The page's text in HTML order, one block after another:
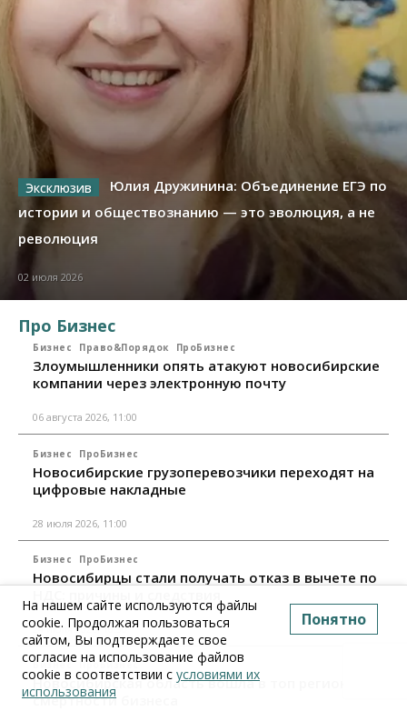
Юлия Дружинина: Объединение ЕГЭ по
истории и обществознанию — это эволюция, а не
революция
02 июля 2026
Про Бизнес
Бизнес Право&Порядок ПроБизнес
Злоумышленники опять атакуют новосибирские
компании через электронную почту
06 августа 2026, 11:00
Бизнес ПроБизнес
Новосибирские грузоперевозчики переходят на
цифровые накладные
28 июля 2026, 11:00
Бизнес ПроБизнес
Новосибирцы стали получать отказ в вычете по
24 июля 2026, 10:30
Бизнес ПроБизнес
Новосибирская область вошла в топ регионов по
смертности бизнеса
На нашем сайте используются файлы
cookie. Продолжая пользоваться
сайтом, Вы подтверждаете свое
согласие на использование файлов
cookie в соответствии с условиями их
использования
Понятно